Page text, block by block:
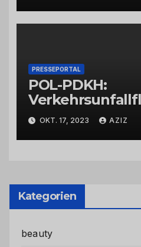
PRESSEPORTAL
POL-PDKH:
Abbiegevorgang
OKT. 17, 2023 AZIZ
Kategorien
beauty